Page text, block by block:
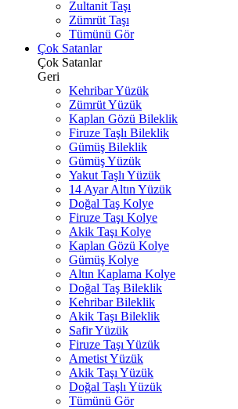
Zultanit Taşı
Zümrüt Taşı
Tümünü Gör
Çok Satanlar
Çok Satanlar
Geri
Kehribar Yüzük
Zümrüt Yüzük
Kaplan Gözü Bileklik
Firuze Taşlı Bileklik
Gümüş Bileklik
Gümüş Yüzük
Yakut Taşlı Yüzük
14 Ayar Altın Yüzük
Doğal Taş Kolye
Firuze Taşı Kolye
Akik Taşı Kolye
Kaplan Gözü Kolye
Gümüş Kolye
Altın Kaplama Kolye
Doğal Taş Bileklik
Kehribar Bileklik
Akik Taşı Bileklik
Safir Yüzük
Firuze Taşı Yüzük
Ametist Yüzük
Akik Taşı Yüzük
Doğal Taşlı Yüzük
Tümünü Gör